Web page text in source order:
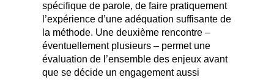
spécifique de parole, de faire pratiquement
l’expérience d’une adéquation suffisante de
la méthode. Une deuxième rencontre –
éventuellement plusieurs – permet une
évaluation de l’ensemble des enjeux avant
que se décide un engagement aussi